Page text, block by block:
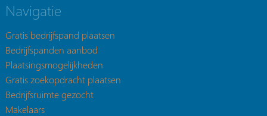
Navigatie
Gratis bedrijfspand plaatsen
Bedrijfspanden aanbod
Plaatsingsmogelijkheden
Gratis zoekopdracht plaatsen
Bedrijfsruimte gezocht
Makelaars